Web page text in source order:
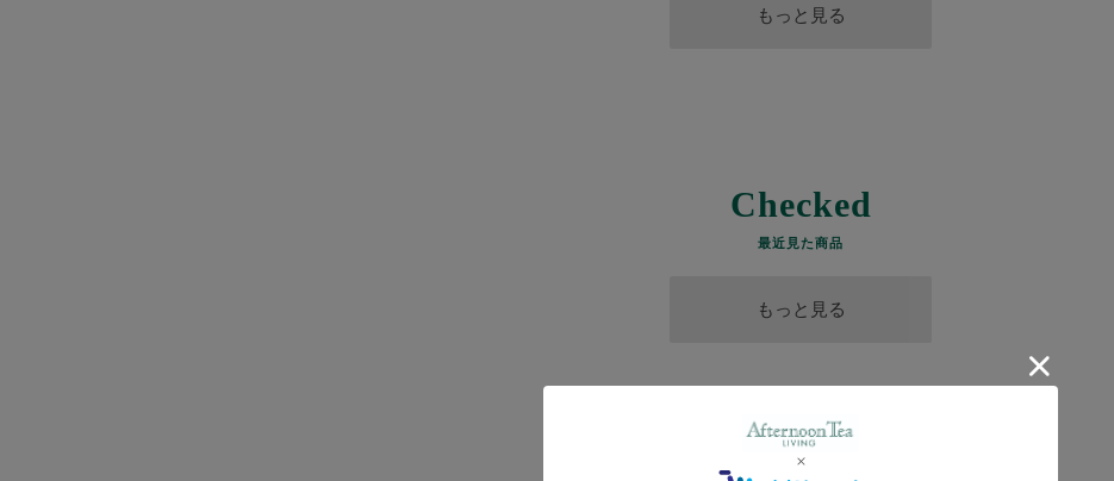
もっと見る
Checked
最近見た商品
もっと見る